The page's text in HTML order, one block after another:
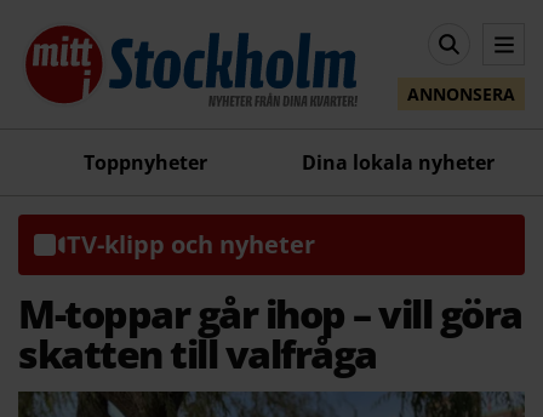
ANNONSERA
Toppnyheter Dina lokala nyheter
TV-klipp och nyheter
M-toppar går ihop – vill göra
skatten till valfråga